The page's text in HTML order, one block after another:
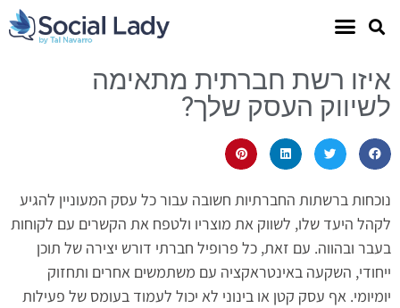
איזו רשת חברתית מתאימה
לשיווק העסק שלך?
נוכחות ברשתות החברתיות חשובה עבור כל עסק המעוניין להגיע
לקהל היעד שלו, לשווק את מוצריו ולטפח את הקשרים עם לקוחות
בעבר ובהווה. עם זאת, כל פרופיל חברתי דורש יצירה של תוכן
ייחודי, השקעה באינטראקציה עם משתמשים אחרים ותחזוק
יומיומי. אף עסק קטן או בינוני לא יכול לעמוד בעומס של פעילות